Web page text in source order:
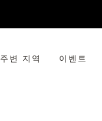
주변 지역 이벤트